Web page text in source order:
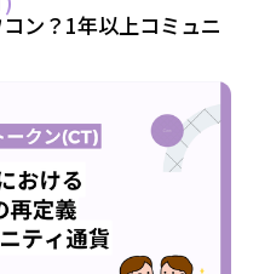
ン？1年以上コミュニ